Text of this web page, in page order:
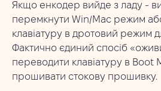
Якщо енкодер вийде з ладу -
перемкнути Win/Mac режим
клавіатуру в дротовий режим
Фактично єдиний спосіб
переводити клавіатуру в Boot
прошивати стокову прошивку.